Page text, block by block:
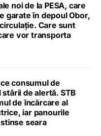
noi de la PESA, care
garate în depoul Obor,
Care sunt
vor transporta
consumul de
de alertă. STB
de încărcare al
iar panourile
seara